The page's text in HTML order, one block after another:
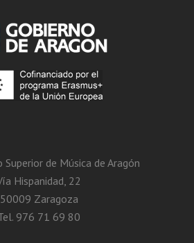
de Música de Aragón
Hispanidad, 22
50009 Zaragoza
976 71 69 80